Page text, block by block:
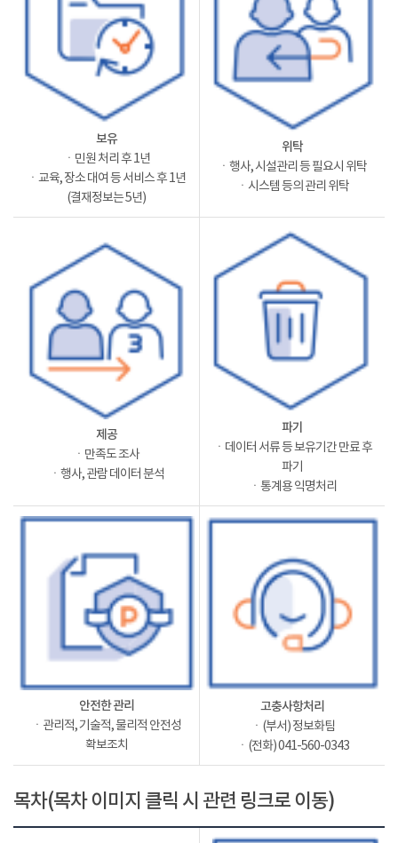
보유
ㆍ민원 처리 후 1년
ㆍ교육, 장소 대여 등 서비스 후 1년
(결재정보는 5년)
위탁
ㆍ행사, 시설관리 등 필요시 위탁
ㆍ시스템 등의 관리 위탁
제공
ㆍ만족도 조사
ㆍ행사, 관람 데이터 분석
파기
ㆍ데이터 서류 등 보유기간 만료 후
파기
ㆍ통계용 익명처리
안전한 관리
ㆍ관리적, 기술적, 물리적 안전성
확보조치
고충사항처리
ㆍ(부서) 정보화팀
ㆍ(전화) 041-560-0343
목차(목차 이미지 클릭 시 관련 링크로 이동)